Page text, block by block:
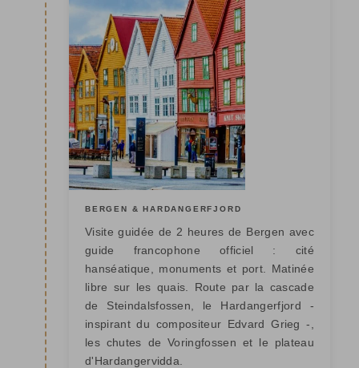
BERGEN & HARDANGERFJORD
Visite guidée de 2 heures de Bergen avec
guide francophone officiel : cité
hanséatique, monuments et port. Matinée
libre sur les quais. Route par la cascade
de Steindalsfossen, le Hardangerfjord -
inspirant du compositeur Edvard Grieg -,
les chutes de Voringfossen et le plateau
d'Hardangervidda.